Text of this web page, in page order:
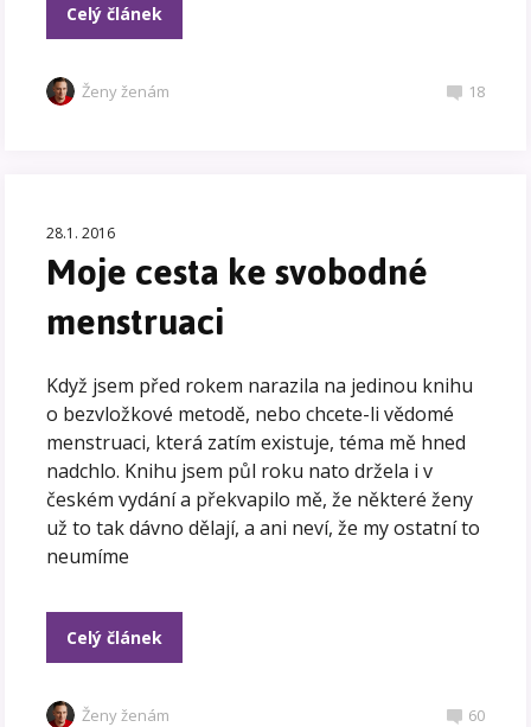
Celý článek
Ženy ženám 18
28.1. 2016
Moje cesta ke svobodné
menstruaci
Když jsem před rokem narazila na jedinou knihu
o bezvložkové metodě, nebo chcete-li vědomé
menstruaci, která zatím existuje, téma mě hned
nadchlo. Knihu jsem půl roku nato držela i v
českém vydání a překvapilo mě, že některé ženy
už to tak dávno dělají, a ani neví, že my ostatní to
neumíme
Celý článek
Ženy ženám 60